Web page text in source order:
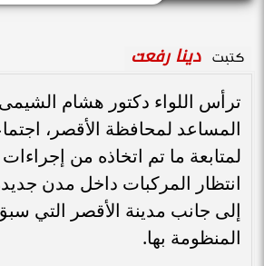
كتبت دينا رفعت
ترأس اللواء دكتور هشام
المساعد لمحافظة الأقصر،
لمتابعة ما تم اتخاذه من
انتظار المركبات داخل مدن
إلى جانب مدينة الأقصر التي
المنظومة بها.